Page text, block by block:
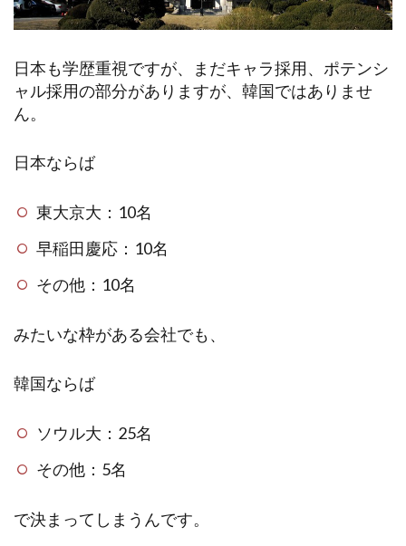
日本も学歴重視ですが、まだキャラ採用、ポテンシ
ャル採用の部分がありますが、韓国ではありませ
ん。
日本ならば
東大京大：10名
早稲田慶応：10名
その他：10名
みたいな枠がある会社でも、
韓国ならば
ソウル大：25名
その他：5名
で決まってしまうんです。